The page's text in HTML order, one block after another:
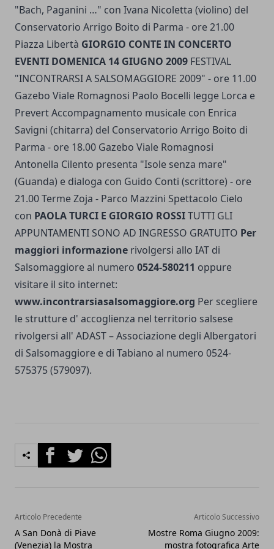
"Bach, Paganini …" con Ivana Nicoletta (violino) del
Conservatorio Arrigo Boito di Parma - ore 21.00
Piazza Libertà GIORGIO CONTE IN CONCERTO
EVENTI DOMENICA 14 GIUGNO 2009 FESTIVAL
"INCONTRARSI A SALSOMAGGIORE 2009" - ore 11.00
Gazebo Viale Romagnosi Paolo Bocelli legge Lorca e
Prevert Accompagnamento musicale con Enrica
Savigni (chitarra) del Conservatorio Arrigo Boito di
Parma - ore 18.00 Gazebo Viale Romagnosi
Antonella Cilento presenta "Isole senza mare"
(Guanda) e dialoga con Guido Conti (scrittore) - ore
21.00 Terme Zoja - Parco Mazzini Spettacolo Cielo
con PAOLA TURCI E GIORGIO ROSSITUTTI GLI
APPUNTAMENTI SONO AD INGRESSO GRATUITO Per
maggiori informazione rivolgersi allo IAT di
Salsomaggiore al numero 0524-580211 oppure
visitare il sito internet:
www.incontrarsiasalsomaggiore.org Per scegliere
le strutture d' accoglienza nel territorio salsese
rivolgersi all' ADAST – Associazione degli Albergatori
di Salsomaggiore e di Tabiano al numero 0524-
575375 (579097).
FacebookTwitterWhatsapp
Articolo Precedente
A San Donà di Piave
(Venezia) la Mostra
Articolo Successivo
Mostre Roma Giugno 2009:
mostra fotografica Arte